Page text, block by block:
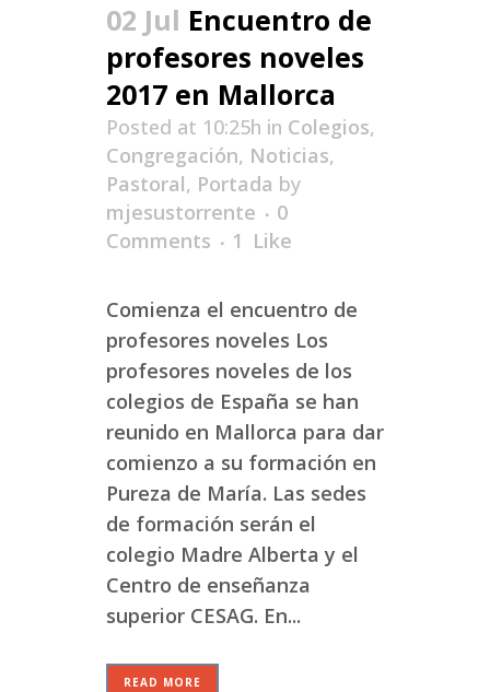
02 Jul Encuentro de
profesores noveles
2017 en Mallorca
Posted at 10:25h in Colegios,
Congregación, Noticias,
Pastoral, Portada by
mjesustorrente
0
Comments
1 Like
Comienza el encuentro de
profesores noveles Los
profesores noveles de los
colegios de España se han
reunido en Mallorca para dar
comienzo a su formación en
Pureza de María. Las sedes
de formación serán el
colegio Madre Alberta y el
Centro de enseñanza
superior CESAG. En...
READ MORE